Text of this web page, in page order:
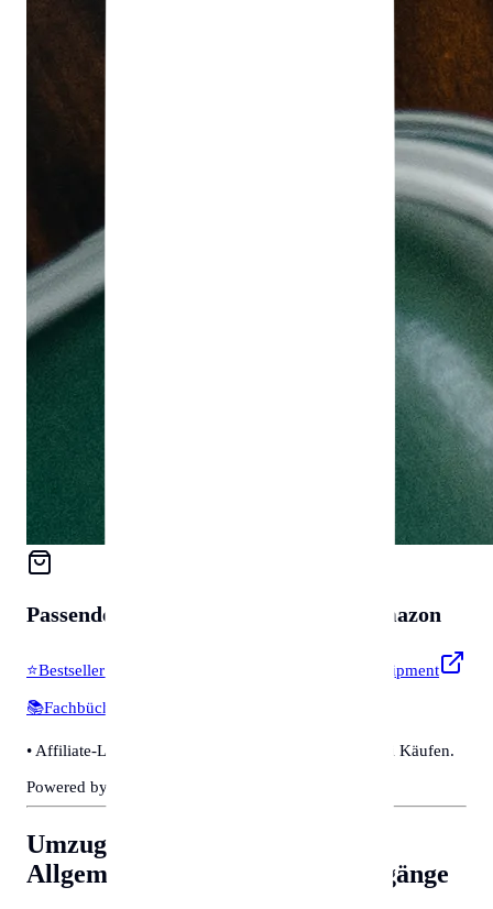
Passendes für auf Amazon
⭐Bestseller & Favoriten
Profi-Werkzeug & Equipment
📚Fachbücher & Guides
• Affiliate-Link: Wir erhalten eine kleine Provision bei Käufen.
Powered by Amazon 🛒
Umzug nach Gelsenkirchen
Allgemeine Tipps für Behördengänge